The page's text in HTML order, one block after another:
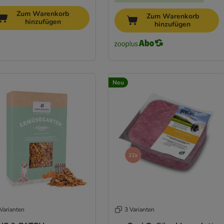
Zum Warenkorb
hinzufügen
Zum Warenkorb
hinzufügen
Neu
3 Varianten